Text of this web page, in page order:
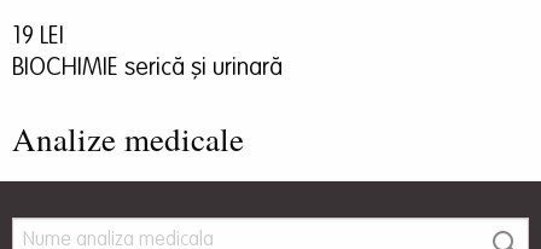
19 LEI
BIOCHIMIE serică și urinară
Analize medicale